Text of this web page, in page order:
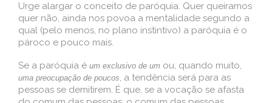
Urge alargar o conceito de paróquia. Quer queiramos
quer não, ainda nos povoa a mentalidade segundo a
qual (pelo menos, no plano instintivo) a paróquia é o
pároco e pouco mais.
Se a paróquia é um exclusivo de um ou, quando muito,
uma preocupação de poucos, a tendência será para as
pessoas se demitirem. É que, se a vocação se afasta